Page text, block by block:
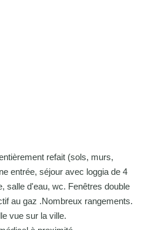
refait (sols, murs,
entrée, séjour avec loggia de 4
salle d'eau, wc. Fenêtres double
au gaz .Nombreux rangements.
vue sur la ville.